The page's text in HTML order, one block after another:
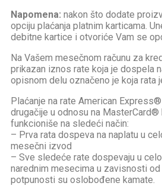
Napomena: nakon što dodate
opciju plaćanja platnim karticama.
debitne kartice i otvoriće Vam se
Na Vašem mesečnom računu za
prikazan iznos rate koja je dospela
opisnom delu označeno je koja rata
Plaćanje na rate American
drugačije u odnosu na MasterCard®
funkcioniše na sledeći način:
– Prva rata dospeva na naplatu u
mesečni izvod
– Sve sledeće rate dospevaju u
narednim mesecima u zavisnosti od
potpunosti su oslobođene kamate.